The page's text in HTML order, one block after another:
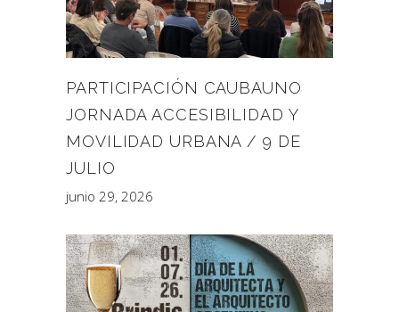
PARTICIPACIÓN CAUBAUNO
JORNADA ACCESIBILIDAD Y
MOVILIDAD URBANA / 9 DE
JULIO
junio 29, 2026